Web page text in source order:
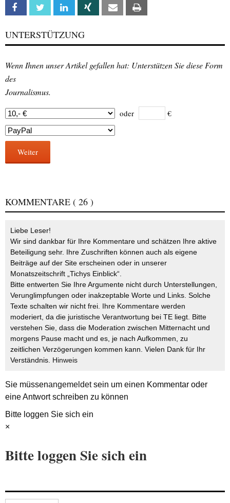
Facebook Twitter Linkedin Xing Email
UNTERSTÜTZUNG
Wenn Ihnen unser Artikel gefallen hat: Unterstützen Sie diese Form
des
Journalismus.
oder €
Weiter
KOMMENTARE ( 26 )
Liebe Leser!
Wir sind dankbar für Ihre Kommentare und schätzen Ihre aktive
Beteiligung sehr. Ihre Zuschriften können auch als eigene
Beiträge auf der Site erscheinen oder in unserer
Monatszeitschrift „Tichys Einblick“.
Bitte entwerten Sie Ihre Argumente nicht durch Unterstellungen,
Verunglimpfungen oder inakzeptable Worte und Links. Solche
Texte schalten wir nicht frei. Ihre Kommentare werden
moderiert, da die juristische Verantwortung bei TE liegt. Bitte
verstehen Sie, dass die Moderation zwischen Mitternacht und
morgens Pause macht und es, je nach Aufkommen, zu
zeitlichen Verzögerungen kommen kann. Vielen Dank für Ihr
Verständnis. Hinweis
Sie müssenangemeldetsein um einen Kommentar oder
eine Antwort schreiben zu können
Bitte loggen Sie sich ein
×
Bitte loggen Sie sich ein